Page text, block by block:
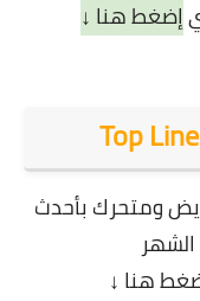
إضغط هنا ↓
ومتحرك بأحدث
الشهر
هنا ↓